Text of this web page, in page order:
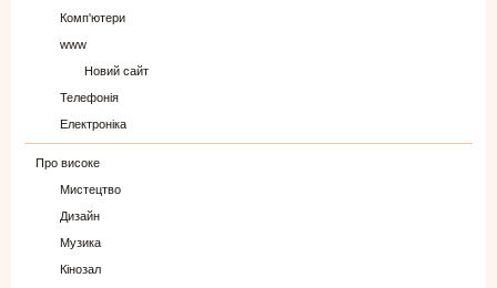
Комп'ютери
www
Новий сайт
Телефонія
Електроніка
Про високе
Мистецтво
Дизайн
Музика
Кінозал